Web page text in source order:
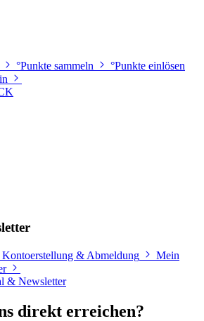
°Punkte sammeln
°Punkte einlösen
Kontoerstellung & Abmeldung
Mein
& Newsletter
direkt erreichen?